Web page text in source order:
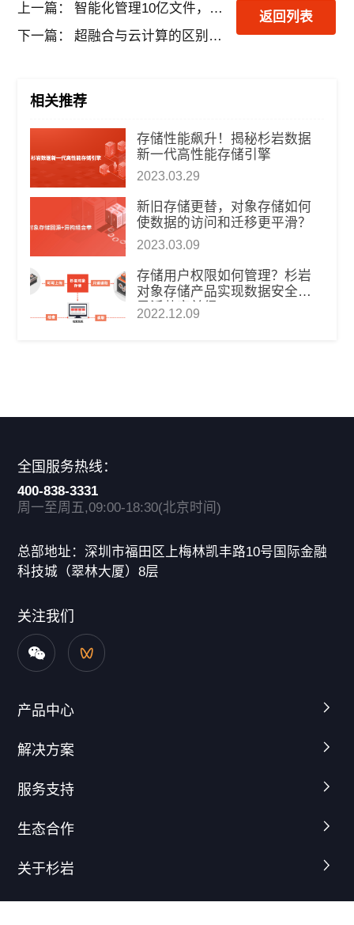
上一篇：
智能化管理10亿文件，G证券是如何做到的？
下一篇：
超融合与云计算的区别是什么？
返回列表
相关推荐
​存储性能飙升！揭秘杉岩数据
新一代高性能存储引擎
2023.03.29
新旧存储更替，对象存储如何
使数据的访问和迁移更平滑？
2023.03.09
存储用户权限如何管理？杉岩
对象存储产品实现数据安全和
灵活共享兼得
2022.12.09
全国服务热线：
400-838-3331
周一至周五,09:00-18:30(北京时间)
总部地址：深圳市福田区上梅林凯丰路10号国际金融
科技城（翠林大厦）8层
关注我们
产品中心
解决方案
服务支持
生态合作
关于杉岩